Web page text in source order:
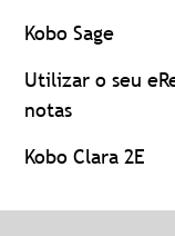
Kobo Sage
Utilizar o seu
notas
Kobo Clara 2E